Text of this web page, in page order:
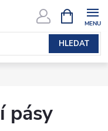
HLEDAT
NÁKUPNÍ
KOŠÍK
pásy